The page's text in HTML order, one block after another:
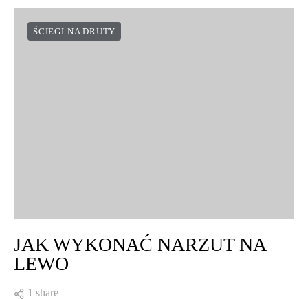
ŚCIEGI NA DRUTY
JAK WYKONAĆ NARZUT NA
LEWO
1 share